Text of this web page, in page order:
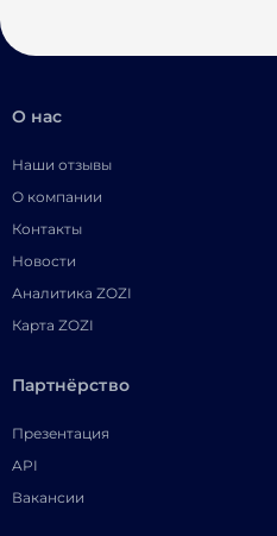
О нас
Наши отзывы
О компании
Контакты
Новости
Аналитика ZOZI
Карта ZOZI
Партнёрство
Презентация
API
Вакансии